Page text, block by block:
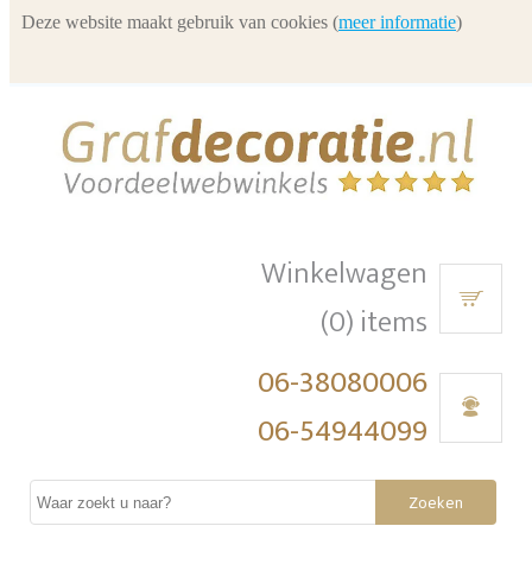
Winkelwagen
(0) items
06-38080006
06-54944099
Zoeken
Deze website maakt gebruik van cookies (meer informatie)